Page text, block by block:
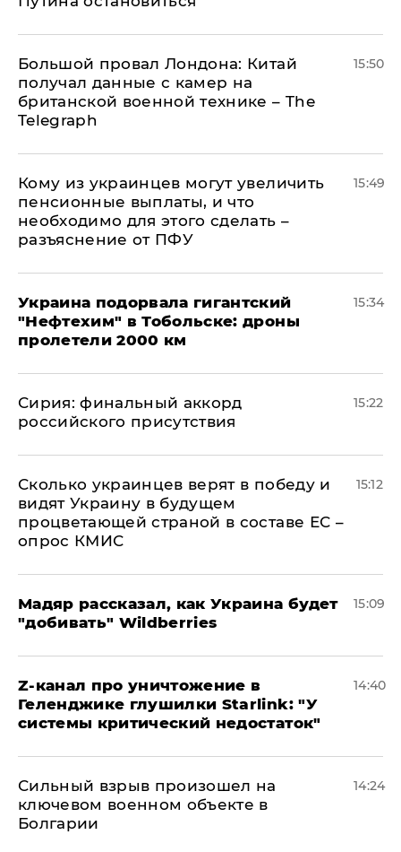
Большой провал Лондона: Китай
получал данные с камер на
британской военной технике – The
Telegraph
15:50
Кому из украинцев могут увеличить
пенсионные выплаты, и что
необходимо для этого сделать –
разъяснение от ПФУ
15:49
Украина подорвала гигантский
"Нефтехим" в Тобольске: дроны
пролетели 2000 км
15:34
​Сирия: финальный аккорд
российского присутствия
15:22
Сколько украинцев верят в победу и
видят Украину в будущем
процветающей страной в составе ЕС –
опрос КМИС
15:12
Мадяр рассказал, как Украина будет
"добивать" Wildberries
15:09
Z-канал про уничтожение в
Геленджике глушилки Starlink: "У
системы критический недостаток"
14:40
Сильный взрыв произошел на
ключевом военном объекте в
Болгарии
14:24